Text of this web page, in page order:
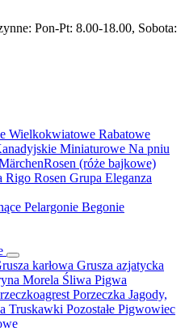
Pon-Pt: 8.00-18.00, Sobota:
Wielkokwiatowe Rabatowe
Miniaturowe Na pniu
(róże bajkowe)
Rigo Rosen Grupa Eleganza
Pelargonie Begonie
karłowa Grusza azjatycka
Morela Śliwa Pigwa
Porzeczka Jagody,
Truskawki Pozostałe Pigwowiec